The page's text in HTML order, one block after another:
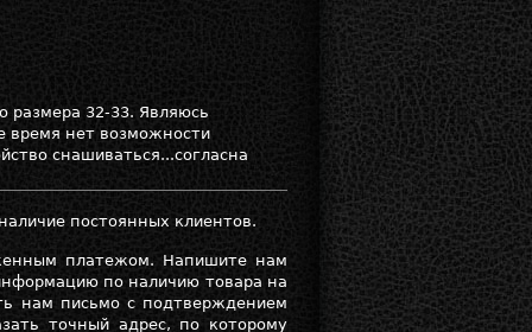
размера 32-33. Являюсь
время нет возможности
снашиваться...согласна
постоянных клиентов.
платежом. Напишите нам
по наличию товара на
нам письмо с подтверждением
точный адрес, по которому